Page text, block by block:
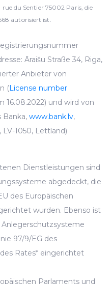
du Sentier 75002 Paris, die
autorisiert ist.
Āraišu Straße 34, Riga,
Anbieter von
(License number
16.08.2022) und wird von
Banka, www.bank.lv,
LV-1050, Lettland)
Dienstleistungen sind
abgedeckt, die
des Europäischen
wurden. Ebenso ist
97/9/EG des
Rates* eingerichtet
Parlaments und